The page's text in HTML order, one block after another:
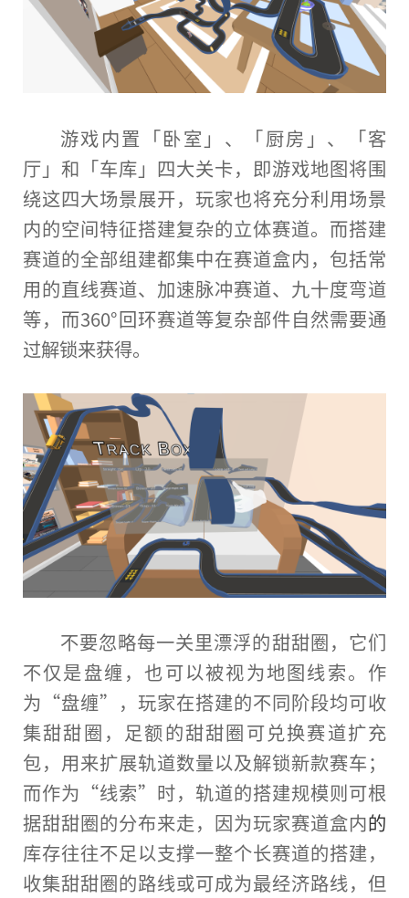
游戏内置「卧室」、「厨房」、「客
厅」和「车库」四大关卡，即游戏地图将围
绕这四大场景展开， 玩家也将充分利用场景
内的空间特征搭建复杂的立体赛道。而搭建
赛道的全部组建都集中在赛道盒内，包括常
用的直线赛道、加速脉冲赛道、九十度弯道
等，而360°回环赛道等复杂部件自然需要通
过解锁来获得。
不要忽略每一关里漂浮的甜甜圈，它们
不仅是盘缠，也可以被视为地图线索。作
为“盘缠”， 玩家在搭建的不同阶段均可收
集甜甜圈，足额的甜甜圈可兑换赛道扩充
包，用来扩展轨道数量以及解锁新款赛车；
而作为“线索”时，轨道的搭建规模则可根
据甜甜圈的分布来走，因为玩家赛道盒内的
库存往往不足以支撑一整个长赛道的搭建，
收集甜甜圈的路线或可成为最经济路线，但